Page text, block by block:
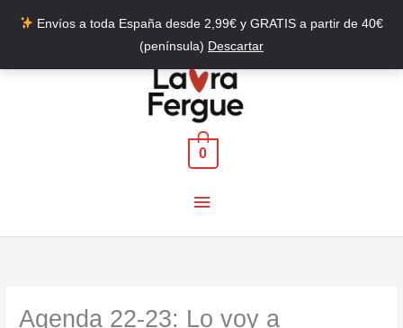
Envíos a toda España desde 2,99€ y GRATIS a partir de 40€
(península) Descartar
Menú
principal
0
Agenda 22-23: Lo voy a